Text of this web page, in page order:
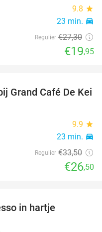
9.8 star
23 min. directions_car
Regulier €27,30
€19,95
21%
Grand Café De Kei
9.9 star
23 min. directions_car
Regulier €33,50
€26,50
in hartje